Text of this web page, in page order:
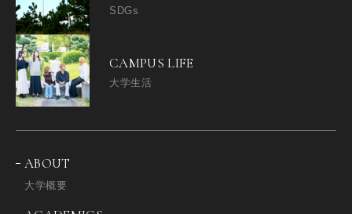
SDGs
CAMPUS LIFE
大学生活
ABOUT
大学概要